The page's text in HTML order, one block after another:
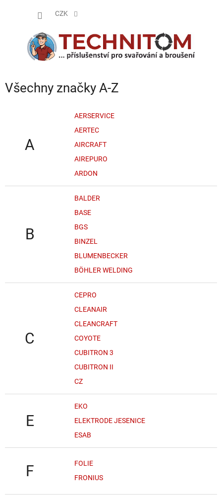
CZK
Všechny značky A-Z
A
AERSERVICE
AERTEC
AIRCRAFT
AIREPURO
ARDON
B
BALDER
BASE
BGS
BINZEL
BLUMENBECKER
BÖHLER WELDING
C
CEPRO
CLEANAIR
CLEANCRAFT
COYOTE
CUBITRON 3
CUBITRON II
CZ
E
EKO
ELEKTRODE JESENICE
ESAB
F
FOLIE
FRONIUS